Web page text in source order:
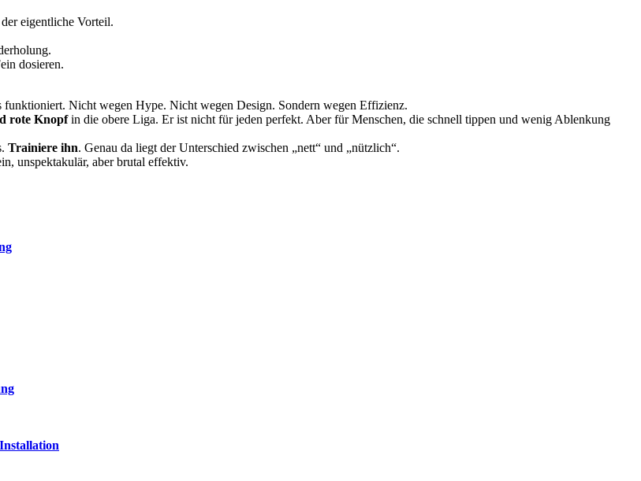
eigentliche Vorteil.
dosieren.
Nicht wegen Hype. Nicht wegen Design. Sondern wegen Effizienz.
rote Knopfin die obere Liga. Er ist nicht für jeden perfekt. Aber für Menschen, die schnell tippen und wenig Ablenkung
Trainiere ihn. Genau da liegt der Unterschied zwischen „nett“ und „nützlich“.
unspektakulär, aber brutal effektiv.